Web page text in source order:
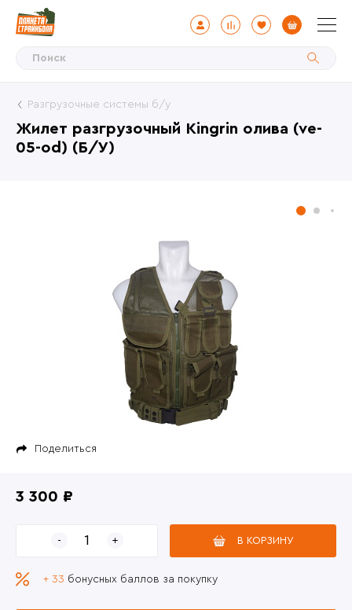
Жилет разгрузочный Kingrin олива (ve-
05-od) (Б/У)
Разгрузочные системы б/у
Поделиться
3 300 ₽
В КОРЗИНУ
+ 33 бонусных баллов за покупку